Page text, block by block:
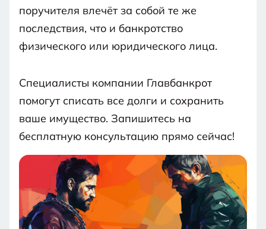
поручителя влечёт за собой те же
последствия, что и банкротство
физического или юридического лица.
Специалисты компании Главбанкрот
помогут списать все долги и сохранить
ваше имущество. Запишитесь на
бесплатную консультацию прямо сейчас!